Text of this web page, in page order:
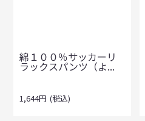
綿１００％サッカーリ
ラックスパンツ（よ...
1,644円 (税込)